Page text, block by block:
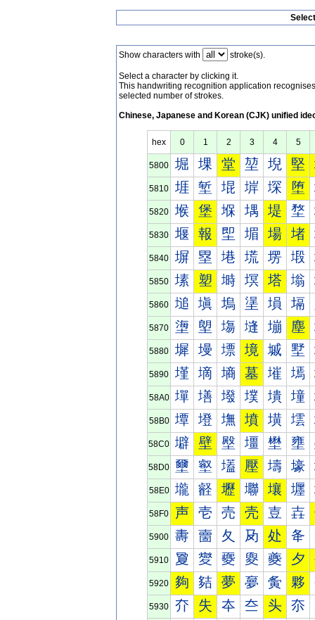
Show characters with stroke(s).
Select a character by clicking it.
This handwriting recognition application
selected number of strokes.
Chinese, Japanese and Korean (CJK) unified
hex 0 1 2 3 4 5
5800 堀 堁 堂 堃 堄 堅
5810 堐 堑 堒 堓 堔 堕
5820 堠 堡 堢 堣 堤 堥
5830 堰 報 堲 堳 場 堵
5840 塀 塁 塂 塃 塄 塅
5850 塐 塑 塒 塓 塔 塕
5860 塠 塡 塢 塣 塤 塥
5870 塰 塱 塲 塳 塴 塵
5880 墀 墁 墂 境 墄 墅
5890 墐 墑 墒 墓 墔 墕
58A0 墠 墡 墢 墣 墤 墥
58B0 墰 墱 墲 墳 墴 墵
58C0 壀 壁 壂 壃 壄 壅
58D0 壐 壑 壒 壓 壔 壕
58E0 壠 壡 壢 壣 壤 壥
58F0 声 壱 売 壳 壴 壵
5900 夀 夁 夂 夃 处 夅
5910 夐 夑 夒 夓 夔 夕
5920 夠 夡 夢 夣 夤 夥
5930 夰 失 夲 夳 头 夵